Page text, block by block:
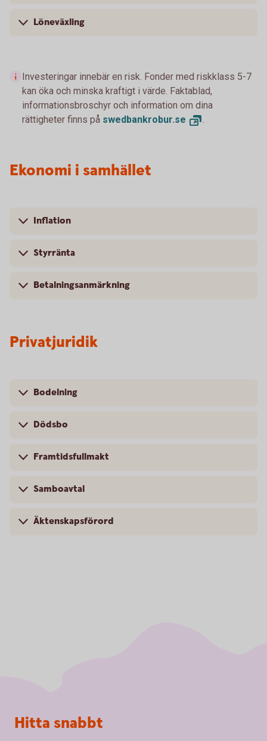
Löneväxling
Investeringar innebär en risk. Fonder med riskklass 5-7
kan öka och minska kraftigt i värde. Faktablad,
informationsbroschyr och information om dina
rättigheter finns på swedbankrobur.se .
Ekonomi i samhället
Inflation
Styrränta
Betalningsanmärkning
Privatjuridik
Bodelning
Dödsbo
Framtidsfullmakt
Samboavtal
Äktenskapsförord
Sidfot
Hitta snabbt